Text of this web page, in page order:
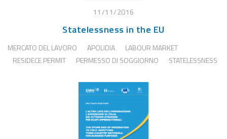
11/11/2016
Statelessness in the EU
MERCATO DEL LAVORO APOLIDIA
LABOUR MARKET
RESIDECE PERMIT
PERMESSO DI SOGGIORNO STATELESSNESS